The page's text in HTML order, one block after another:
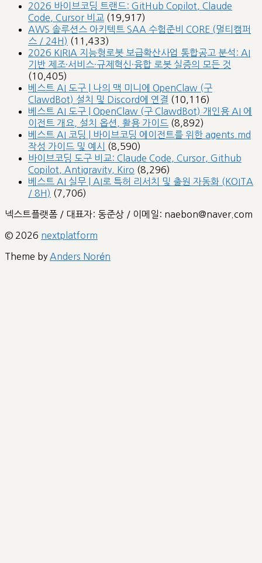
2026 바이브코딩 트랜드: GitHub Copilot, Claude
Code, Cursor 비교 (19,917)
AWS 솔루션스 아키텍트 SAA 수험준비 CORE (멀티캠퍼
스 / 24H) (11,433)
2026 KIRIA 지능형로봇 보급확산사업 통합공고 분석: AI
기반 제조·서비스·규제혁신·융합 로봇 실증의 모든 것
(10,405)
베스트 AI 도구 | 나의 맥 미니에 OpenClaw (구
ClawdBot) 설치 및 Discord에 연결 (10,116)
베스트 AI 도구 | OpenClaw (구 ClawdBot) 개인용 AI 에
이전트 개요, 설치 옵션, 활용 가이드 (8,892)
베스트 AI 코딩 | 바이브코딩 에이전트를 위한 agents.md
작성 가이드 및 예시
(8,590)
바이브코딩 도구 비교: Claude Code, Cursor, Github
Copilot, Antigravity, Kiro (8,296)
베스트 AI 실무 | AI로 특허 리서치 및 출원 자동화 (KOITA
/ 8H) (7,706)
넥스트플랫폼 / 대표자: 동준상 / 이메일: naebon@naver.com
© 2026 nextplatform
Theme by Anders Norén